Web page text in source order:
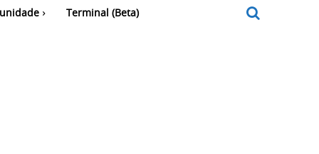
Terminal (Beta)